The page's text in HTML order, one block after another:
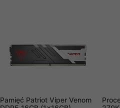
Pamięć Patriot Viper Venom